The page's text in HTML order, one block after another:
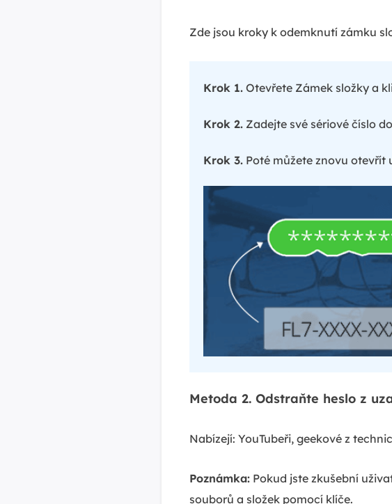
Zde jsou kroky k odemknutí zámku
Krok 1. Otevřete Zámek složky a
Krok 2. Zadejte své sériové číslo
Krok 3. Poté můžete znovu otevřít
Metoda 2. Odstraňte heslo z
Nabízejí: YouTubeři, geekové z
Poznámka: Pokud jste zkušební
souborů a složek pomocí klíče.